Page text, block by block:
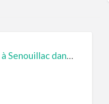
Le Val de la Garenne, chambres d’hôtes à Senouillac dans le Tarn